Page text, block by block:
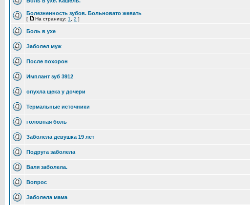
Болезненность зубов. Больновато жевать
[ На страницу: 1 2 ]
Боль в ухе
Заболел муж
После похорон
Имплант зуб 3912
опухла щека у дочери
Термальные источники
головная боль
Заболела девушка 19 лет
Подруга заболела
Валя заболела.
Вопрос
Заболела мама